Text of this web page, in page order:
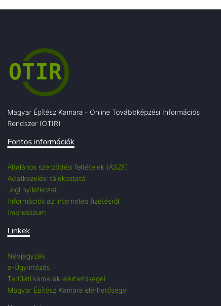
Magyar Építész Kamara - Online Továbbképzési Információs
Rendszer (OTIR)
Fontos információk
Általános szerződési feltételek (ÁSZF)
Adatkezelési tájékoztató
Jogi nyilatkozat
Információk az internetes fizetésről
Impresszum
Linkek
Névjegyzék
e-Ügyintézés
Területi kamarák elérhetőségei
Magyar Építész Kamara elérhetőségei